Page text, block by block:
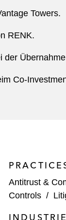
Towers.
RENK.
der
Co-
Antitrust &
Controls /